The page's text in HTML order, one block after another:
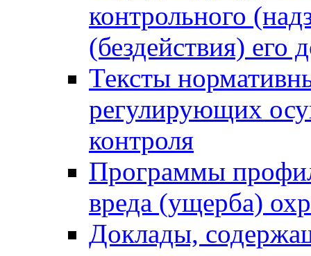
контрольного
(бездействия)
Тексты
регулирующих
контроля
Программы
вреда (ущерба)
Доклады,